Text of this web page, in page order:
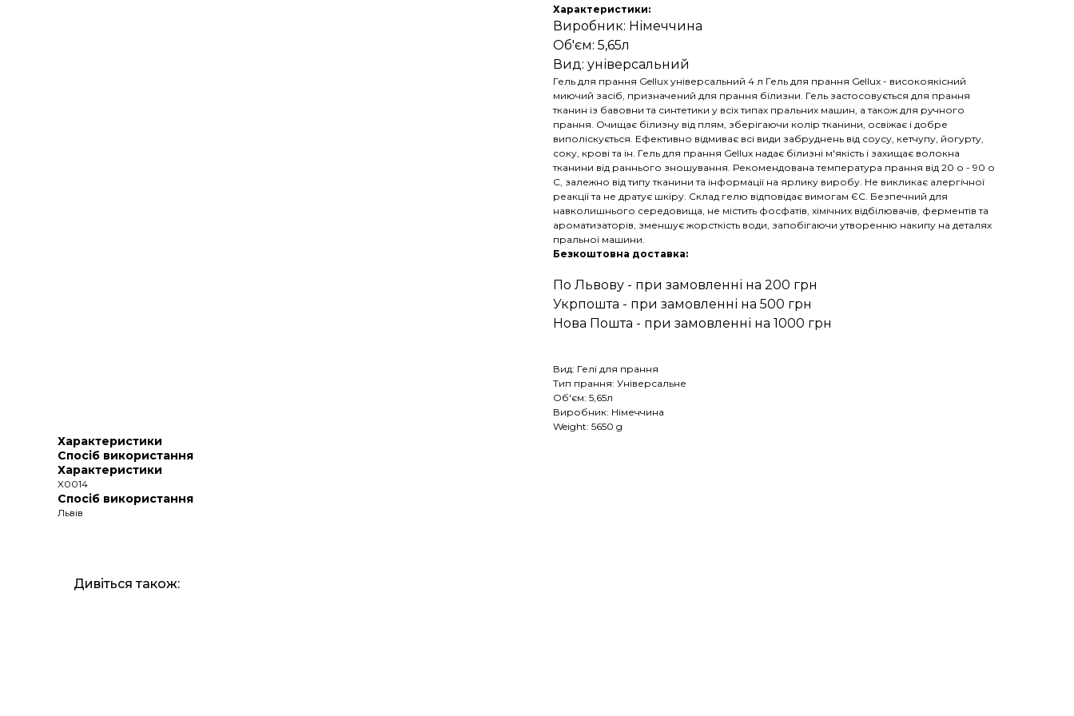
Характеристики:
Виробник: Німеччина
Об'єм: 5,65л
Вид: універсальний
Гель для прання Gellux універсальний 4 л Гель для прання Gellux - високоякісний
миючий засіб, призначений для прання білизни. Гель застосовується для прання
тканин із бавовни та синтетики у всіх типах пральних машин, а також для ручного
прання. Очищає білизну від плям, зберігаючи колір тканини, освіжає і добре
виполіскується. Ефективно відмиває всі види забруднень від соусу, кетчупу, йогурту,
соку, крові та ін. Гель для прання Gellux надає білизні м'якість і захищає волокна
тканини від раннього зношування. Рекомендована температура прання від 20 о - 90 о
С, залежно від типу тканини та інформації на ярлику виробу. Не викликає алергічної
реакції та не дратує шкіру. Склад гелю відповідає вимогам ЄС. Безпечний для
навколишнього середовища, не містить фосфатів, хімічних відбілювачів, ферментів та
ароматизаторів, зменшує жорсткість води, запобігаючи утворенню накипу на деталях
пральної машини.
Безкоштовна доставка:
По Львову - при замовленні на 200 грн
Укрпошта - при замовленні на 500 грн
Нова Пошта - при замовленні на 1000 грн
Вид: Гелі для прання
Тип прання: Універсальне
Об'єм: 5,65л
Виробник: Німеччина
Weight: 5650 g
Характеристики
Спосіб використання
Характеристики
X0014
Спосіб використання
Львів
Дивіться також: